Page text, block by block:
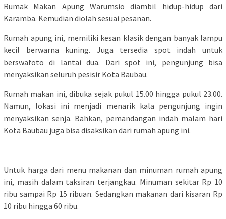
Rumak Makan Apung Warumsio diambil hidup-hidup dari
Karamba. Kemudian diolah sesuai pesanan.
Rumah apung ini, memiliki kesan klasik dengan banyak lampu
kecil berwarna kuning. Juga tersedia spot indah untuk
berswafoto di lantai dua. Dari spot ini, pengunjung bisa
menyaksikan seluruh pesisir Kota Baubau.
Rumah makan ini, dibuka sejak pukul 15.00 hingga pukul 23.00.
Namun, lokasi ini menjadi menarik kala pengunjung ingin
menyaksikan senja. Bahkan, pemandangan indah malam hari
Kota Baubau juga bisa disaksikan dari rumah apung ini.
Untuk harga dari menu makanan dan minuman rumah apung
ini, masih dalam taksiran terjangkau. Minuman sekitar Rp 10
ribu sampai Rp 15 ribuan. Sedangkan makanan dari kisaran Rp
10 ribu hingga 60 ribu.